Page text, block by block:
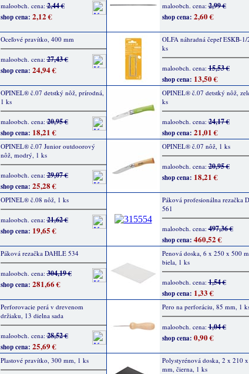
maloobch. cena:2,44 €
shop cena: 2,12 €
maloobch. cena:2,99 €
shop cena: 2,60 €
Oceľové pravítko, 400 mm
maloobch. cena:27,43 €
shop cena: 24,94 €
OLFA náhradná čepeľ ESKB-1/
ks
maloobch. cena:15,53 €
shop cena: 13,50 €
OPINEL® č.07 detstký nôž, prírodná,
1 ks
maloobch. cena:20,95 €
shop cena: 18,21 €
OPINEL® č.07 detstký nôž,
ks
maloobch. cena:24,17 €
shop cena: 21,01 €
OPINEL® č.07 Junior outdoorový
nôž, modrý, 1 ks
maloobch. cena:29,07 €
shop cena: 25,28 €
OPINEL® č.07 nôž, 1 ks
maloobch. cena:20,95 €
shop cena: 18,21 €
OPINEL® č.08 nôž, 1 ks
maloobch. cena:21,62 €
shop cena: 19,65 €
Páková profesionálna rezačka
561
maloobch. cena:497,36 €
shop cena: 460,52 €
Páková rezačka DAHLE 534
maloobch. cena:304,19 €
shop cena: 281,66 €
Penová doska, 6 x 250 x 500
biela, 1 ks
maloobch. cena:1,54 €
shop cena: 1,33 €
Perforovacie perá v drevenom
držiaku, 13 dielna sada
maloobch. cena:28,52 €
shop cena: 25,69 €
Pero na perforáciu, 85 mm, 1
maloobch. cena:1,04 €
shop cena: 0,90 €
Plastové pravítko, 300 mm, 1 ks
Polystyrénová doska, 2 x 210
mm, čierna, 1 ks